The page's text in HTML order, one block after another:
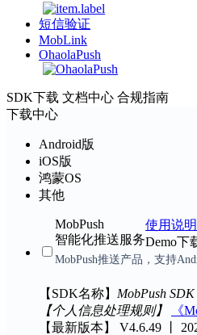
短信验证
MobLink
OhaolaPush
SDK下载 文档中心 合规指南
下载中心
Android版
iOS版
鸿蒙OS
其他
MobPush
智能化推送服务
使用说明
Demo下
MobPush推送产品，支持
【SDK名称】 MobPush SDK
【个人信息处理规则】
《
【最新版本】
V4.6.49 丨